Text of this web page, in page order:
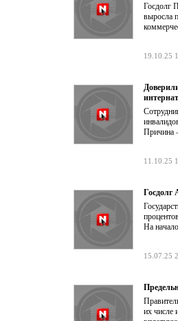
Госдолг
выросла
19.10.25
интернат
Причина
11.10.25
Госдолг
На
15.07.25
их числе